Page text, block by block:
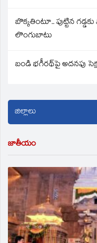
బొక్కతింటూ.. పుట్టిన
లొంగుబాటు
బండి భగీరథ్‌పై అదనపు
జాతీయం